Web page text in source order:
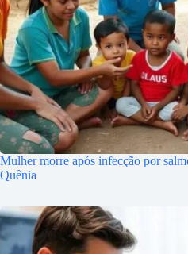
Mulher morre após infecção por
Quênia